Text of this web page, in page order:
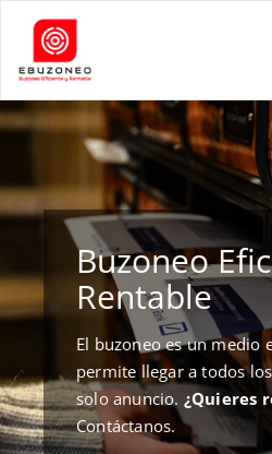
Buzoneo
Rentable
El buzoneo es un medio
permite llegar a todos
solo anuncio. ¿Quieres
Contáctanos.